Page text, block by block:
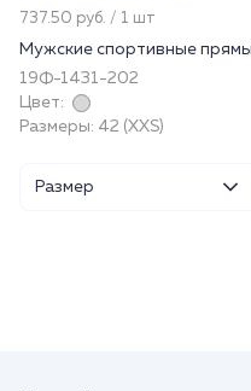
737.50 руб. / 1 шт
Мужские спортивные
19Ф-1431-202
Цвет:
Размеры: 42 (XXS)
Размер